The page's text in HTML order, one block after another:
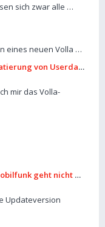
sich zwar alle …
eines neuen Volla …
von Userdata
mir das Volla-
geht nicht mehr
Updateversion